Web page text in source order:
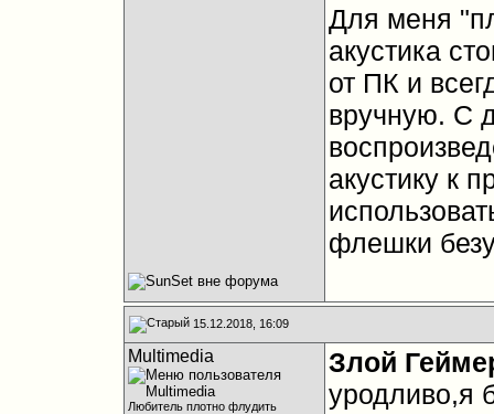
Для меня
акустика
от ПК и
вручную. С
акустику к
флешки
15.12.2018, 16:09
Multimedia
Любитель плотно флудить
Злой
уродливо,я